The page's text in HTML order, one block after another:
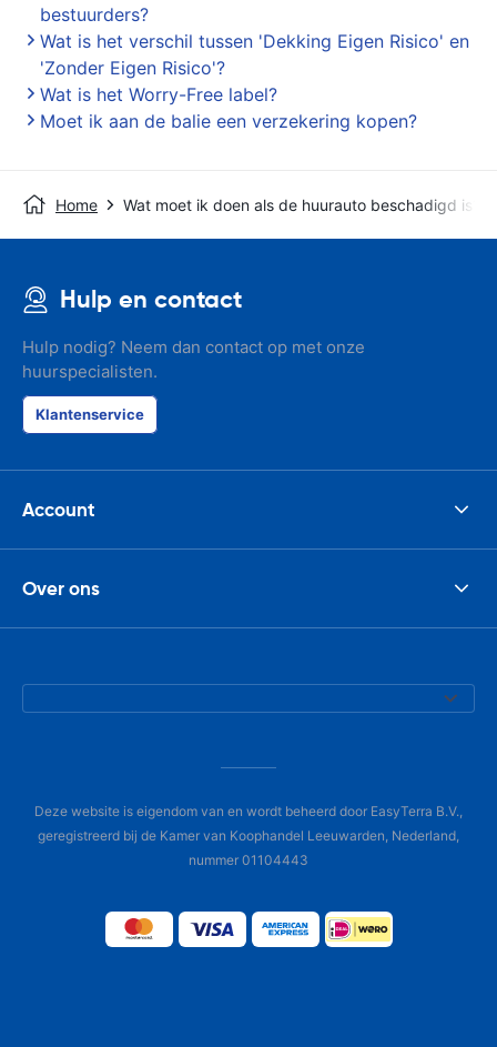
bestuurders?
Wat is het verschil tussen 'Dekking Eigen Risico' en
'Zonder Eigen Risico'?
Wat is het Worry-Free label?
Moet ik aan de balie een verzekering kopen?
Home Wat moet ik doen als de huurauto beschadigd is?
Hulp en contact
Hulp nodig? Neem dan contact op met onze
huurspecialisten.
Klantenservice
Account
Over ons
Deze website is eigendom van en wordt beheerd door EasyTerra B.V.,
geregistreerd bij de Kamer van Koophandel Leeuwarden, Nederland,
nummer 01104443